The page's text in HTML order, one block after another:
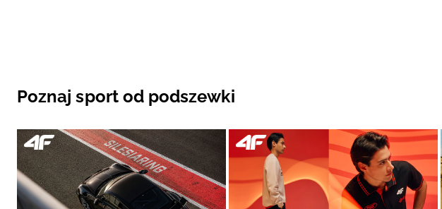
Poznaj sport od podszewki